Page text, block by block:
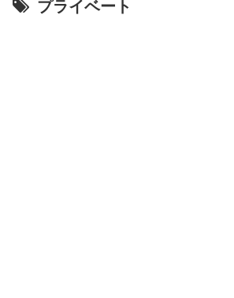
プライベート